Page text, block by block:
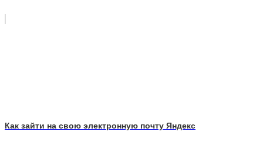
Как зайти на свою электронную почту Яндекс